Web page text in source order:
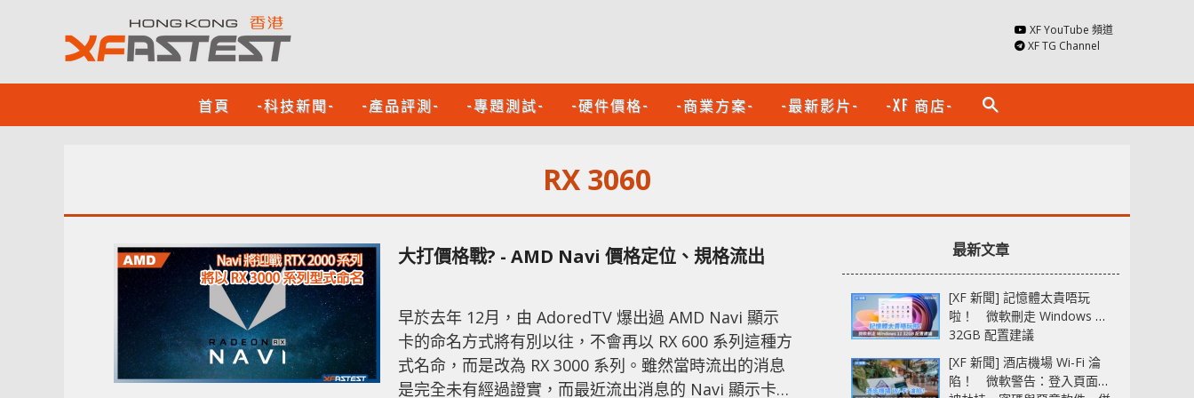
XF YouTube 頻道
XF TG Channel
首頁 -科技新聞- -產品評測- -專題測試- -硬件價格- -商業方案- -最新影片- -XF 商店- search
RX 3060
大打價格戰? - AMD Navi 價格定位、規格流出
早於去年 12月，由 AdoredTV 爆出過 AMD Navi 顯示
卡的命名方式將有別以往，不會再以 RX 600 系列這種方
式名命，而是改為 RX 3000 系列。雖然當時流出的消息
是完全未有經過證實，而最近流出消息的 Navi 顯示卡命
最新文章
[XF 新聞] 記憶體太貴唔玩
啦！ 微軟刪走 Windows 11
32GB 配置建議
[XF 新聞] 酒店機場 Wi-Fi 淪
陷！ 微軟警告：登入頁面可